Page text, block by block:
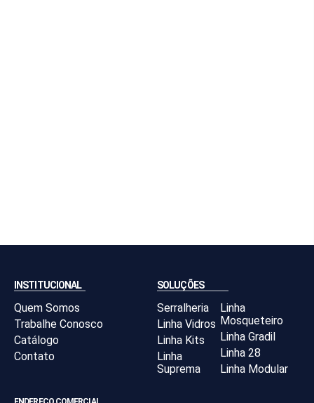
INSTITUCIONAL
Quem Somos
Trabalhe Conosco
Catálogo
Contato
SOLUÇÕES
Serralheria
Linha Vidros
Linha Kits
Linha
Suprema
Linha
Mosqueteiro
Linha Gradil
Linha 28
Linha Modular